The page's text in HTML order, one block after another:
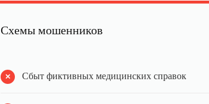
Схемы мошенников
Сбыт фиктивных медицинских справок